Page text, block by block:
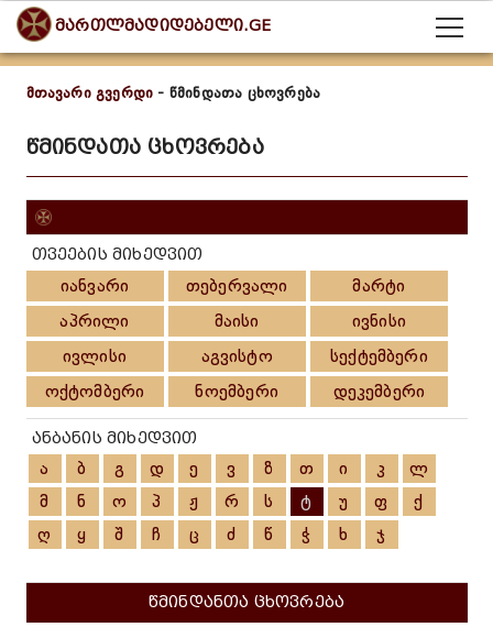
მართლმადიდებელი.GE
მთავარი გვერდი - წმინდათა ცხოვრება
წმინდათა ცხოვრება
თვეების მიხედვით
იანვარი თებერვალი
მარტი
აპრილი
მაისი
ივნისი
ივლისი
აგვისტო
სექტემბერი
ოქტომბერი
ნოემბერი დეკემბერი
ანბანის მიხედვით
ა ბ გ დ ე ვ ზ თ ი კ
ლ
მ
ნ ო პ ჟ რ ს ტ უ ფ
ქ
ღ
ყ შ ჩ ც ძ წ ჭ ხ ჯ
წმინდანთა ცხოვრება